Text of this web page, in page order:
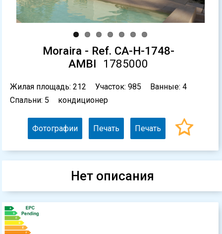
Moraira - Ref. CA-H-1748-
AMBI
1785000
Жилая площадь: 212 Участок: 985
Ванные: 4
Спальни: 5
кондиционер
Фотографии Печать Печать
Нет описания